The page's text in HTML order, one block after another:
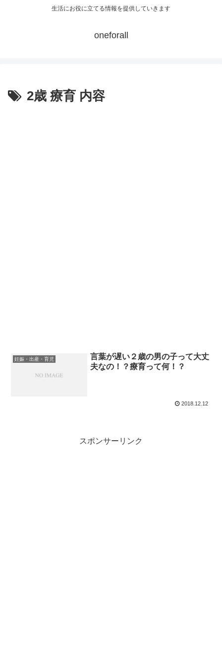
生活にお役に立てる情報を提供していきます
oneforall
2歳 療育 内容
妊娠・出産・育児
言葉が遅い２歳の男の子って大丈
夫なの！？療育って何！？
2018.12.12
スポンサーリンク